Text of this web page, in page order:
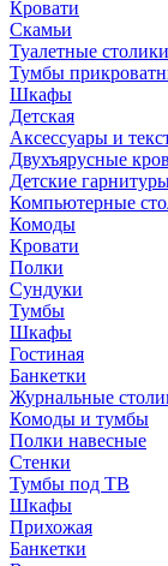
Кровати
Скамьи
Туалетные столики
Тумбы
Шкафы
Детская
Аксессуары и
Двухъярусные
Детские
Компьютерные
Комоды
Кровати
Полки
Сундуки
Тумбы
Шкафы
Гостиная
Банкетки
Журнальные
Комоды и тумбы
Полки навесные
Стенки
Тумбы под ТВ
Шкафы
Прихожая
Банкетки